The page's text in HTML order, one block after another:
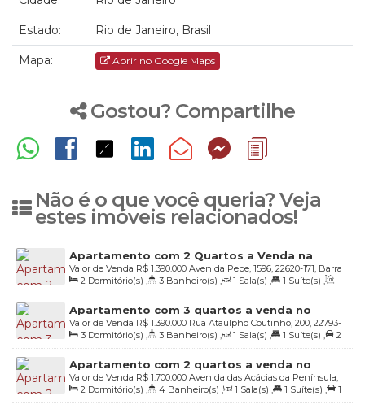
Estado: Rio de Janeiro, Brasil
Mapa: Abrir no Google Maps
Gostou? Compartilhe
Não é o que você queria? Veja
estes imóveis relacionados!
Apartamento com 2 Quartos a Venda na
Avenida do Pepê
R$ 1.390.000
Valor de Venda
Avenida Pepe, 1596, 22620-171, Barra
da Tijuca, Rio de Janeiro, Rio de Janeiro, Brasil
2 Dormitório(s) , 3 Banheiro(s) , 1 Sala(s) , 1 Suíte(s) ,
Total: 82.00m² , 2 Vaga(s) , Útil: 82.00m²
Apartamento com 3 quartos a venda no
Condomínio Mandala - Barra da Tijuca - Rio de
Janeiro
R$ 1.390.000
Valor de Venda
Rua Ataulpho Coutinho, 200, 22793-
520, Barra da Tijuca, Rio de Janeiro, Rio de Janeiro, Brasil
3 Dormitório(s) , 3 Banheiro(s) , 1 Sala(s) , 1 Suíte(s) ,
2
Vaga(s) , Útil: 101.00m²
Apartamento com 2 quartos a venda no
Green Lake - Península - Barra da Tijuca - Rio
de Janeiro
R$ 1.700.000
Valor de Venda
Avenida das Acácias da Península,
150, 22776-000, Barra da Tijuca, Rio de Janeiro, Rio de Janeiro,
Brasil
2 Dormitório(s) , 4 Banheiro(s) , 1 Sala(s) , 1 Suíte(s) ,
1
Vaga(s) , Útil: 100.00m²